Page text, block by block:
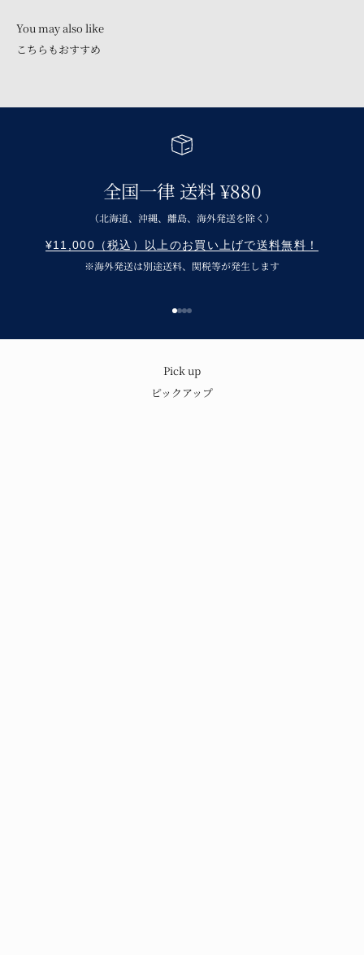
こちらもおすすめ
全国一律 送料 ¥880
（北海道、沖縄、離島、海外発送を除く）
¥11,000（税込）以上のお買い上げで送料無料！
※海外発送は別途送料、関税等が発生します
I18n Error: Missing interpolation
I18n Error: Missing interpolation
I18n Error: Missing interpolation
I18n Error: Missing interpolation
Pick up
ピックアップ